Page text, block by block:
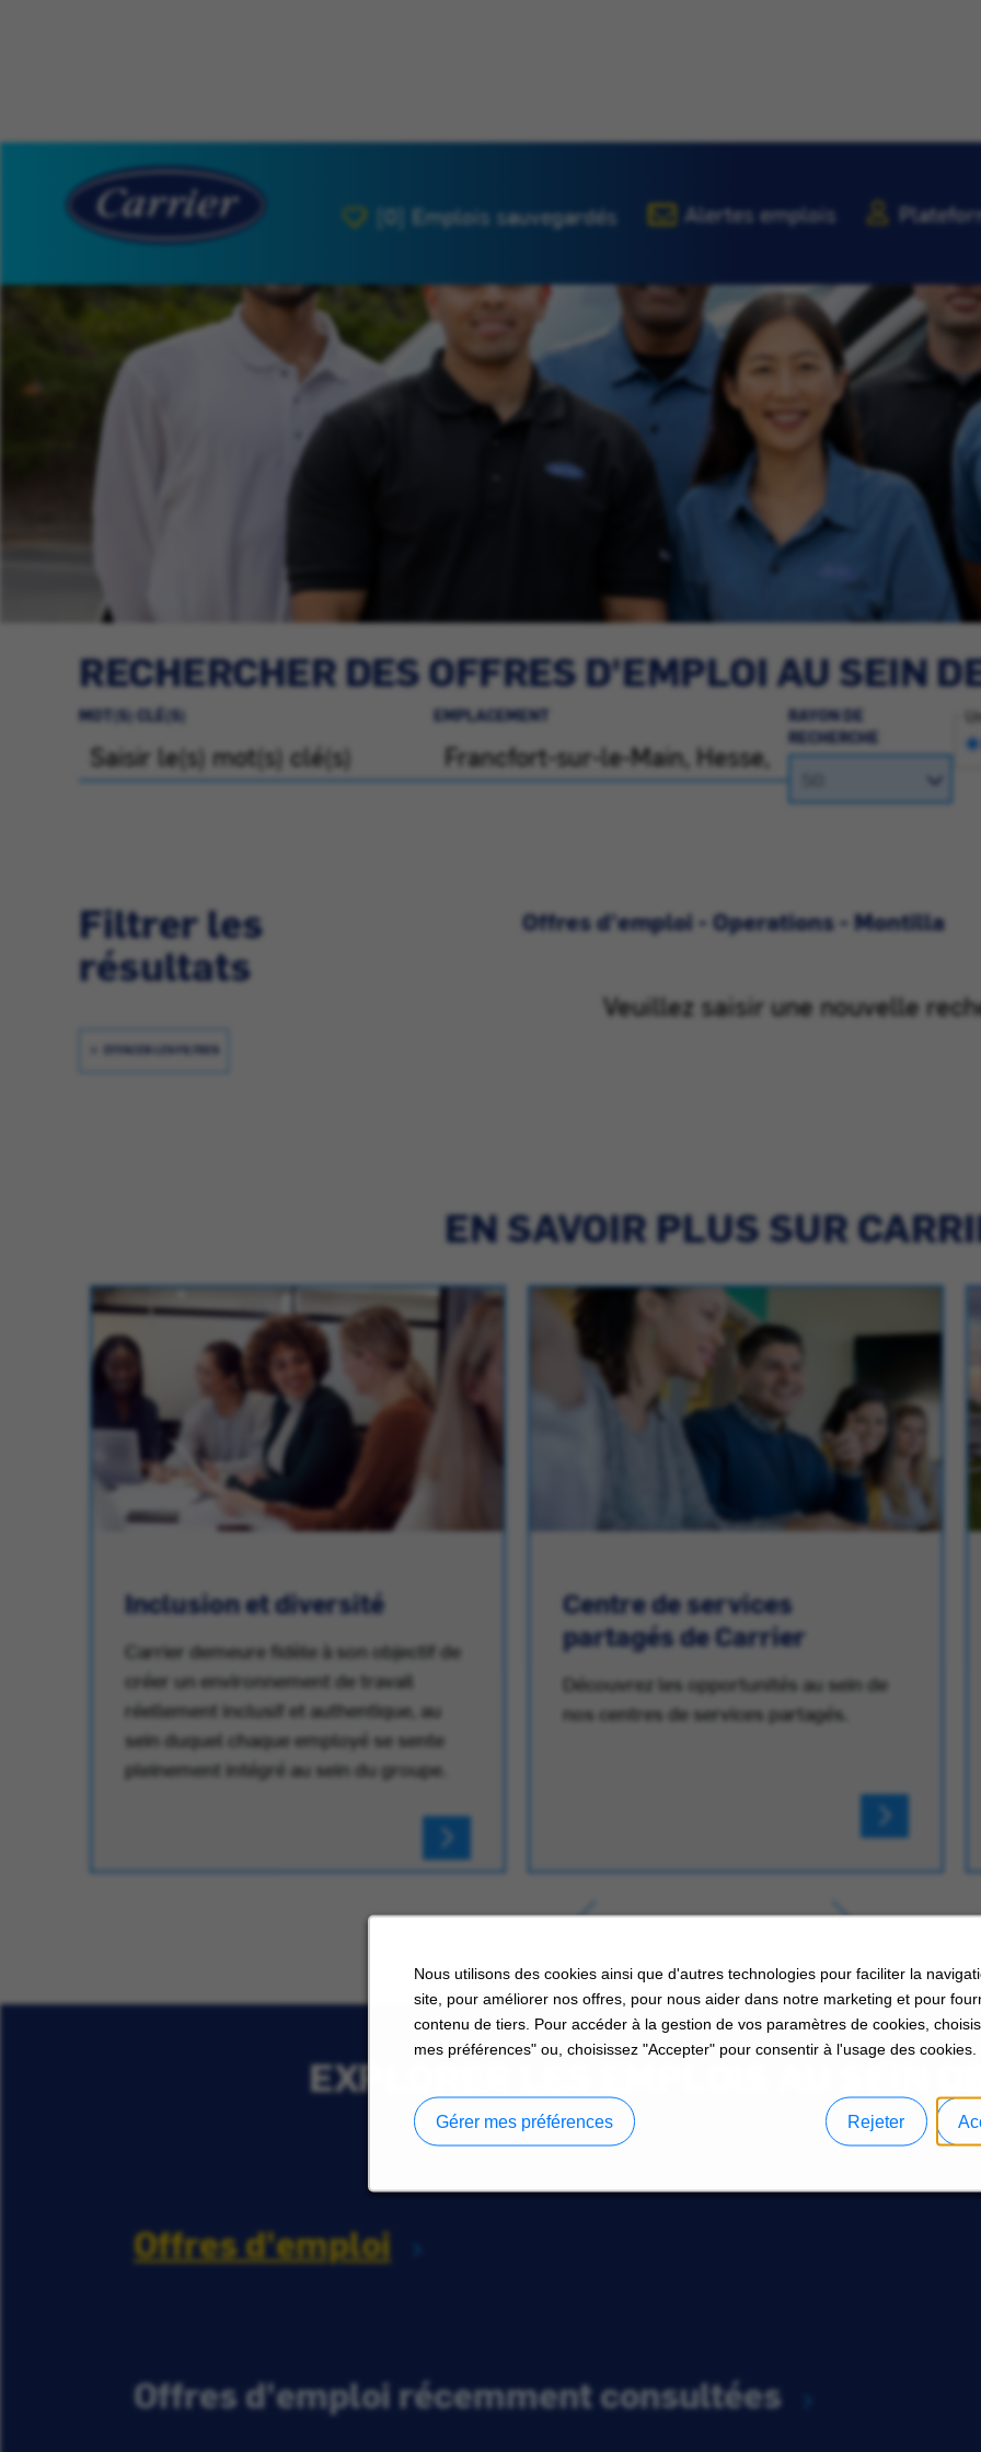
Nous utilisons des cookies ainsi que d'autres technologies pour faciliter la
site, pour améliorer nos offres, pour nous aider dans notre marketing et pour
contenu de tiers. Pour accéder à la gestion de vos paramètres de cookies,
mes préférences" ou, choisissez "Accepter" pour consentir à l'usage des cookies.
Rejeter
Gérer mes préférences
[0] Emplois sauvegardés Alertes emplois
RECHERCHER DES OFFRES D'EMPLOI AU SEIN
MOT(S) CLÉ(S) EMPLACEMENT
RAYON DE
RECHERCHE
Filtrer les
résultats
EFFACER LES FILTRES
Offres d'emploi - Operations - Montilla
Veuillez saisir une nouvelle
EN SAVOIR PLUS SUR
Inclusion et diversité
Carrier demeure fidèle à son objectif de
créer un environnement de travail
réellement inclusif et authentique, au
sein duquel chaque employé se sente
pleinement intégré au sein du groupe.
Centre de services
partagés de Carrier
Découvrez les opportunités au sein de
nos centres de services partagés.
EXPLORER LES EMPLOIS AU SEIN
Offres d'emploi
Offres d'emploi récemment consultées